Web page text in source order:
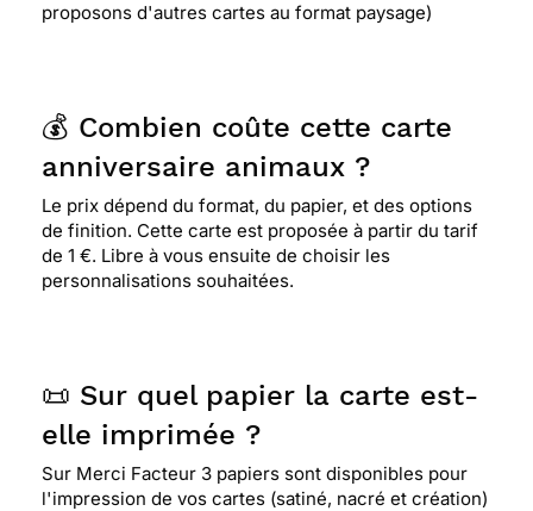
proposons d'autres cartes au format paysage)
💰 Combien coûte cette carte
anniversaire animaux ?
Le prix dépend du format, du papier, et des options
de finition. Cette carte est proposée à partir du tarif
de 1 €. Libre à vous ensuite de choisir les
personnalisations souhaitées.
📜 Sur quel papier la carte est-
elle imprimée ?
Sur Merci Facteur 3 papiers sont disponibles pour
l'impression de vos cartes (satiné, nacré et création)